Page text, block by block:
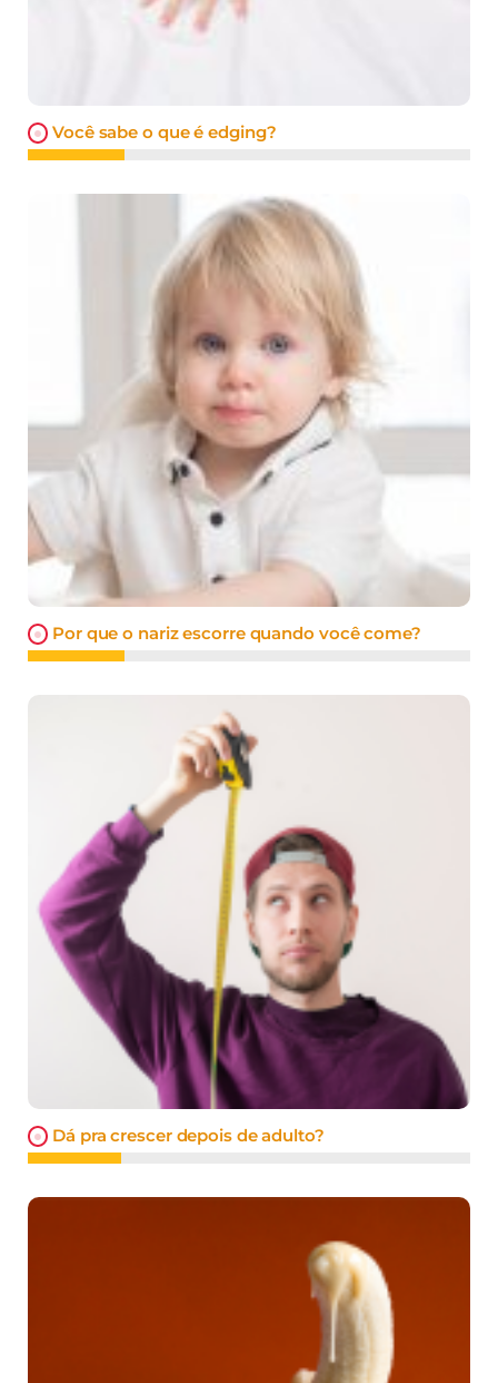
Você sabe o que é edging?
Por que o nariz escorre quando você come?
Dá pra crescer depois de adulto?